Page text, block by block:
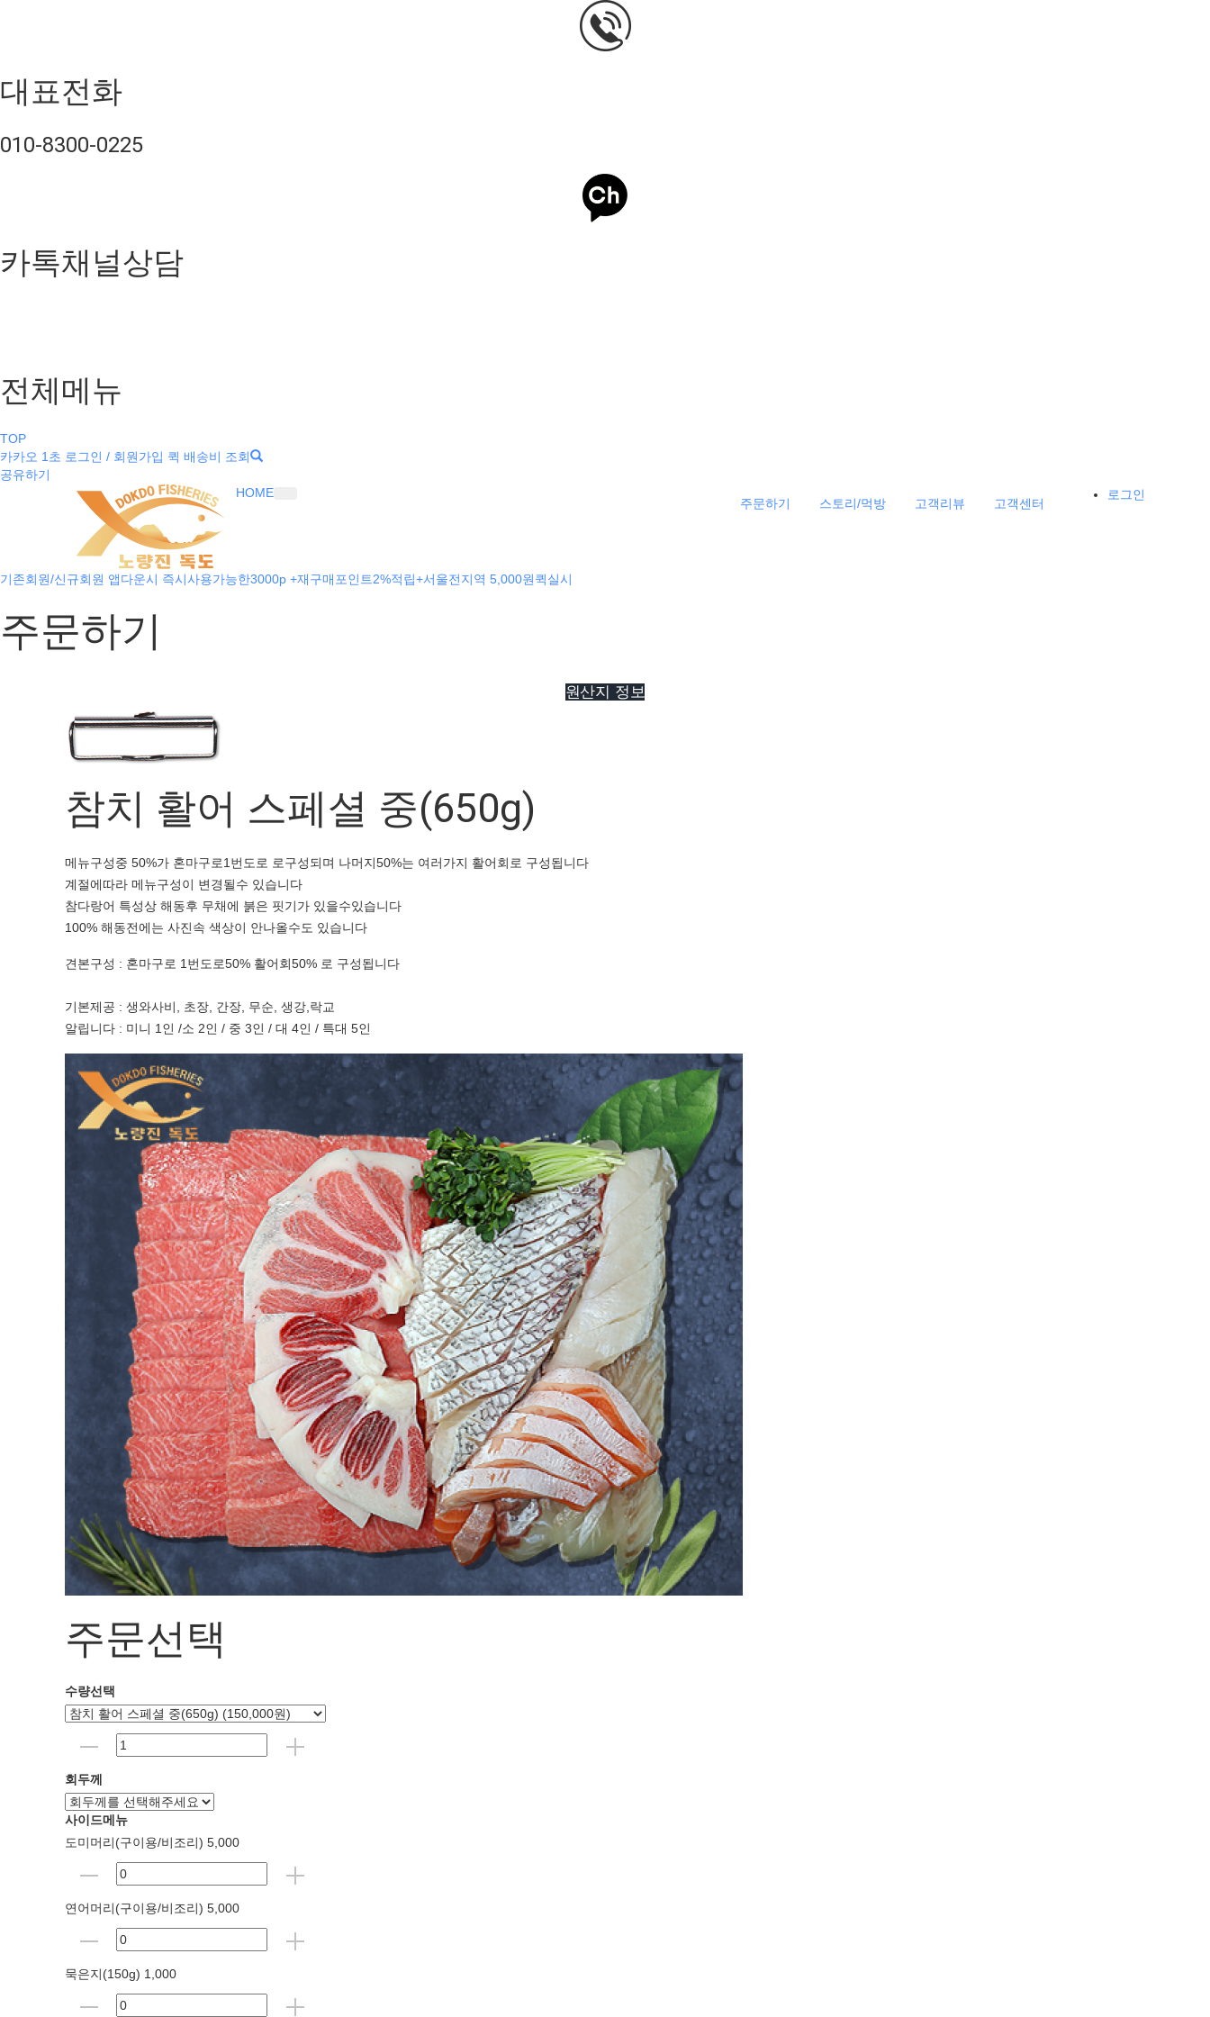
대표전화
010-8300-0225
카톡채널상담
전체메뉴
TOP
카카오 1초 로그인 / 회원가입 퀵 배송비 조회
공유하기
HOME
로그인
주문하기 스토리/먹방 고객리뷰 고객센터
기존회원/신규회원 앱다운시 즉시사용가능한3000p +재구매포인트2%적립+서울전지역 5,000원퀵실시
주문하기
원산지 정보
참치 활어 스페셜 중(650g)
메뉴구성중 50%가 혼마구로1번도로 로구성되며 나머지50%는 여러가지 활어회로 구성됩니다
계절에따라 메뉴구성이 변경될수 있습니다
참다랑어 특성상 해동후 무채에 붉은 핏기가 있을수있습니다
100% 해동전에는 사진속 색상이 안나올수도 있습니다
견본구성 : 혼마구로 1번도로50% 활어회50% 로 구성됩니다
기본제공 : 생와사비, 초장, 간장, 무순, 생강,락교
알립니다 : 미니 1인 /소 2인 / 중 3인 / 대 4인 / 특대 5인
주문선택
수량선택
회두께
사이드메뉴
도미머리(구이용/비조리) 5,000
연어머리(구이용/비조리) 5,000
묵은지(150g) 1,000